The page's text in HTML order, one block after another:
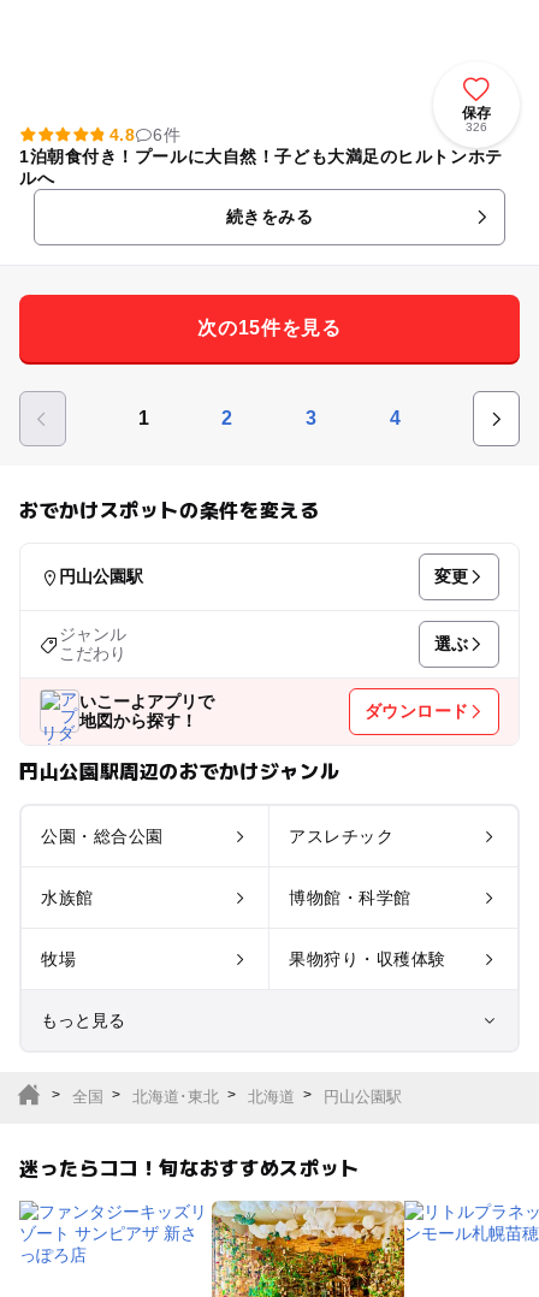
保存
326
4.8
6件
1泊朝食付き！プールに大自然！子ども大満足のヒルトンホテ
ルへ
続きをみる
次の15件を見る
1 2 3 4
おでかけスポットの条件を変える
円山公園駅 変更
ジャンル
こだわり
選ぶ
いこーよアプリで
地図から探す！
ダウンロード
円山公園駅周辺のおでかけジャンル
公園・総合公園 アスレチック
水族館 博物館・科学館
牧場 果物狩り・収穫体験
もっと見る
サファリパーク
植物園・フラワーパー
ク
バーベキュー
全国 北海道･東北 北海道 円山公園駅
迷ったらココ！旬なおすすめスポット